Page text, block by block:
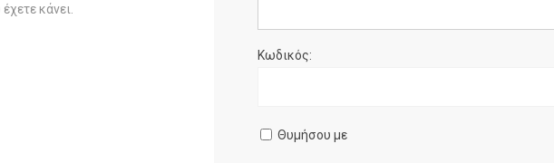
κάνει.
Κωδικός:
Θυμήσου με